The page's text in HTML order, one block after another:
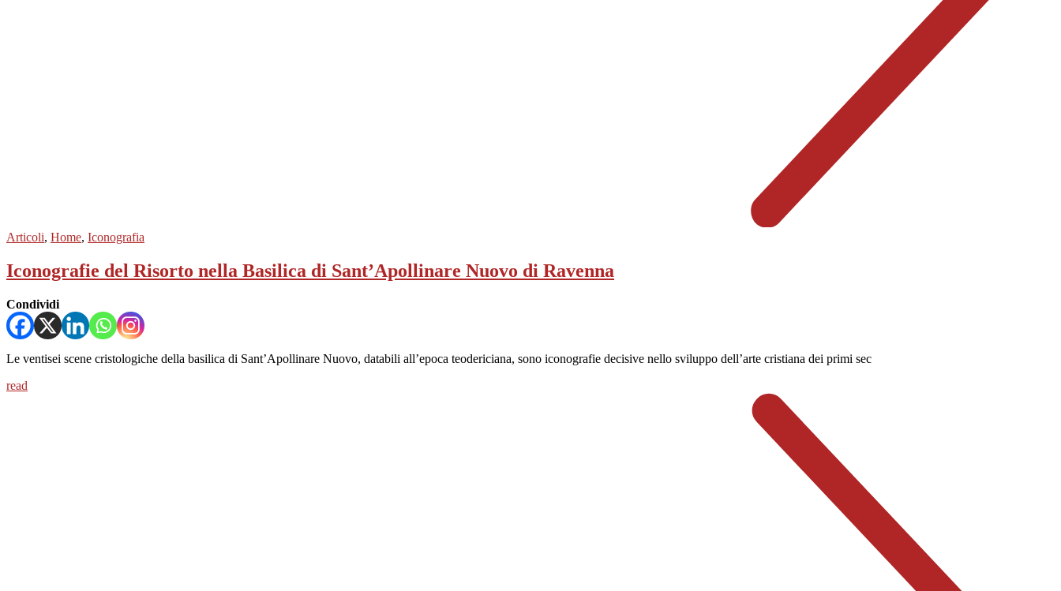
Articoli, Home, Iconografia
Iconografie del Risorto nella Basilica di Sant’Apollinare Nuovo di Ravenna
Condividi
Le ventisei scene cristologiche della basilica di Sant’Apollinare Nuovo, databili all’epoca teodericiana, sono iconografie decisive nello sviluppo dell’arte cristiana dei primi sec
read